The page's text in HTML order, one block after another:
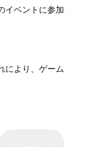
イベントに参加
により、ゲーム